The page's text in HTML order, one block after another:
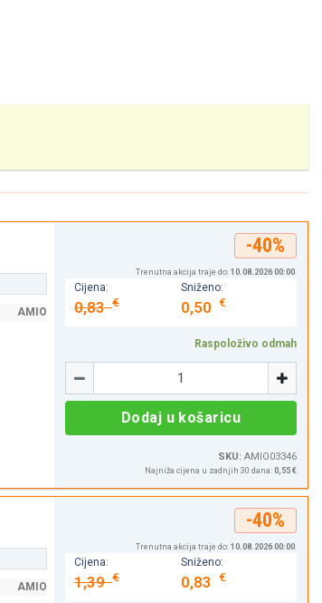
AMIO
-40%
Trenutna akcija traje do: 10.08.2026 00:00.
Cijena:
0,83€
Sniženo:
0,50 €
Raspoloživo odmah
-
Količina
+
Dodaj u košaricu
SKU:AMIO03346
Najniža cijena u zadnjih 30 dana: 0,55 €
AMIO
-40%
Trenutna akcija traje do: 10.08.2026 00:00.
Cijena:
1,39€
Sniženo:
0,83 €